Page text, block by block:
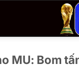
MU: Bom